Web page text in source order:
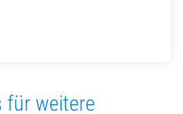
für weitere